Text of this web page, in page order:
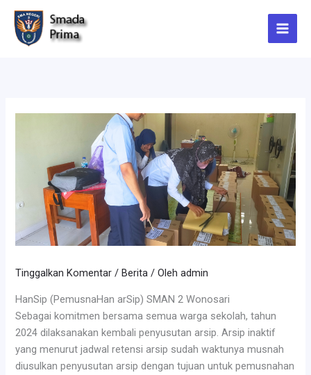
Lewati
konten
Tinggalkan Komentar /Berita / Olehadmin
HanSip (PemusnaHan arSip) SMAN 2 Wonosari
Sebagai komitmen bersama semua warga sekolah, tahun
2024 dilaksanakan kembali penyusutan arsip. Arsip inaktif
yang menurut jadwal retensi arsip sudah waktunya musnah
diusulkan penyusutan arsip dengan tujuan untuk pemusnahan